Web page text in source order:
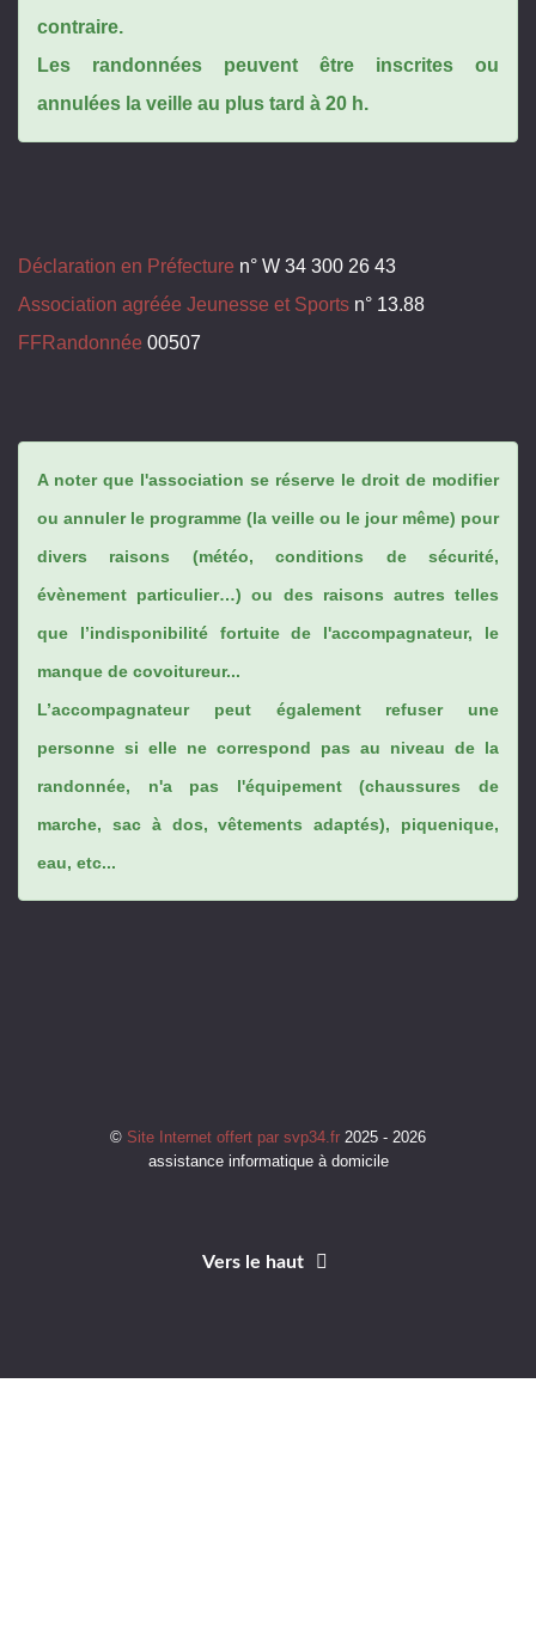
contraire.
Les randonnées peuvent être inscrites ou
annulées la veille au plus tard à 20 h.
Déclaration en Préfecture n° W 34 300 26 43
Association agréée Jeunesse et Sports n° 13.88
FFRandonnée 00507
A noter que l'association se réserve le droit de modifier
ou annuler le programme (la veille ou le jour même) pour
divers raisons (météo, conditions de sécurité,
évènement particulier…) ou des raisons autres telles
que l’indisponibilité fortuite de l'accompagnateur, le
manque de covoitureur...
L’accompagnateur peut également refuser une
personne si elle ne correspond pas au niveau de la
randonnée, n'a pas l'équipement (chaussures de
marche, sac à dos, vêtements adaptés), piquenique,
eau, etc...
© Site Internet offert par svp34.fr 2025 - 2026
assistance informatique à domicile
Vers le haut